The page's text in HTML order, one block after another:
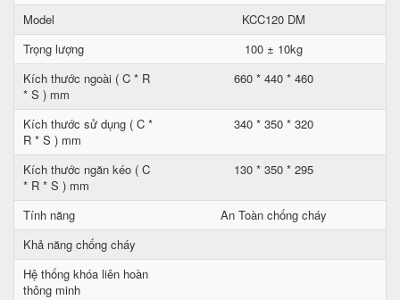
Model
KCC120 DM
Trọng lượng
100 ± 10kg
Kích thước ngoài ( C * R
* S ) mm
660 * 440 * 460
Kích thước sử dụng ( C *
R * S ) mm
340 * 350 * 320
Kích thước ngăn kéo ( C
* R * S ) mm
130 * 350 * 295
Tính năng
An Toàn chống cháy
Khả năng chống cháy
Hệ thống khóa liên hoàn
thông minh